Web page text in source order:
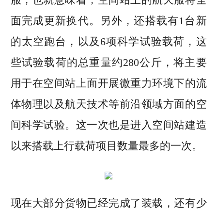
面完成更新换代。另外，还搭载有1台新
的太空跑台，以及6项科学试验载荷，这
些试验载荷的总重量约280公斤，将主要
用于在空间站上面开展微重力环境下的流
体物理以及航天技术等前沿领域方面的空
间科学试验。这一次也是进入空间站建造
以来搭载上行载荷项目数量最多的一次。
现在大部分货物已经完成了装载，还有少